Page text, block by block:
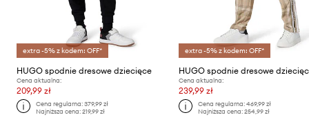
extra -5% z kodem: OFF*
HUGO spodnie dresowe dziecięce
Cena aktualna:
209,99 zł
Cena regularna:379,99 zł
Najniższa cena:219,99 zł
extra -5% z kodem: OFF*
HUGO spodnie dresowe
Cena aktualna:
239,99 zł
Cena regularna: 469,99 zł
Najniższa cena: 254,99 zł